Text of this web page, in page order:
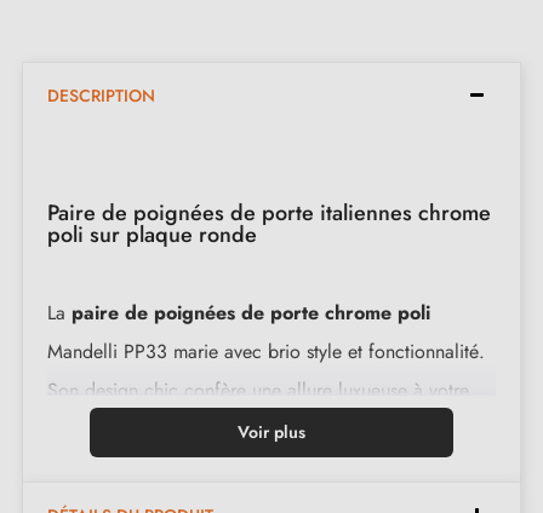
DESCRIPTION
Paire de poignées de porte italiennes chrome
poli sur plaque ronde
La paire de poignées de porte chrome poli
Mandelli PP33 marie avec brio style et fonctionnalité.
Son design chic confère une allure luxueuse à votre
intérieur. Fabriquées en laiton pur, elle offre une
de rappel intégré rend son utilisation particulièrement
Voir plus